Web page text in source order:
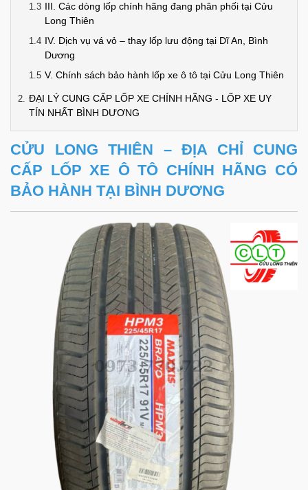
III. Các dòng lốp chính hãng đang phân phối tại Cửu
Long Thiên
IV. Dịch vụ vá vỏ – thay lốp lưu động tại Dĩ An, Bình
Dương
V. Chính sách bảo hành lốp xe ô tô tại Cửu Long Thiên
ĐẠI LÝ CUNG CẤP LỐP XE CHÍNH HÃNG - LỐP XE UY
TÍN NHẤT BÌNH DƯƠNG
CỬU LONG THIÊN – ĐỊA CHỈ CUNG
CẤP LỐP XE Ô TÔ CHÍNH HÃNG CÓ
BẢO HÀNH TẠI BÌNH DƯƠNG